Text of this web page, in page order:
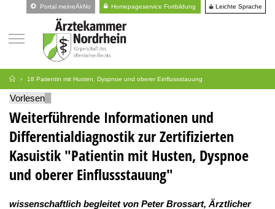
Portal meineÄkNo Homepageservice Fortbildung Leichte Sprache
18 Patientin mit Husten, Dyspnoe und oberer Einflussstauung
Vorlesen
Weiterführende Informationen und
Differentialdiagnostik zur Zertifizierten
Kasuistik "Patientin mit Husten, Dyspnoe
und oberer Einflussstauung"
wissenschaftlich begleitet von Peter Brossart, Ärztlicher